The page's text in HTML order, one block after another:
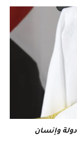
وإنسان